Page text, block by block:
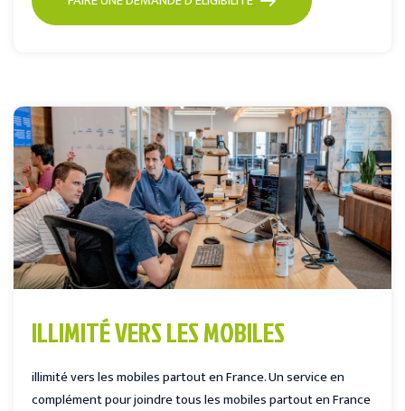
ILLIMITÉ VERS LES MOBILES
illimité vers les mobiles partout en France. Un service en
complément pour joindre tous les mobiles partout en France